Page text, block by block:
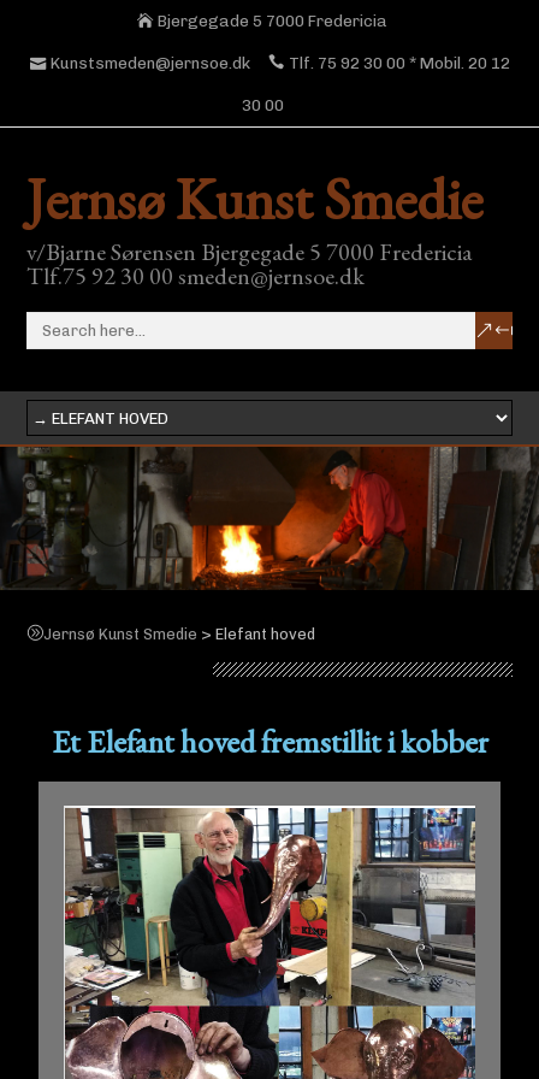
Bjergegade 5 7000 Fredericia
Kunstsmeden@jernsoe.dk Tlf. 75 92 30 00 * Mobil. 20 12
30 00
Jernsø Kunst Smedie
v/Bjarne Sørensen Bjergegade 5 7000 Fredericia
Tlf.75 92 30 00 smeden@jernsoe.dk
Jernsø Kunst Smedie >Elefant hoved
Et Elefant hoved fremstillit i kobber